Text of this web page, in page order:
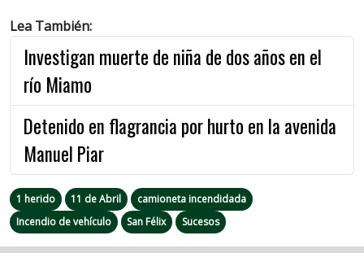
Lea También:
Investigan muerte de niña de dos años en el
río Miamo
Detenido en flagrancia por hurto en la avenida
Manuel Piar
1 herido 11 de Abril
camioneta incendidada
Incendio de vehículo
San Félix Sucesos